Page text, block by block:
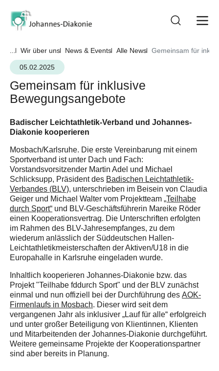
... Wir über uns News & Events Alle News Gemeinsam für
05.02.2025
Gemeinsam für inklusive
Bewegungsangebote
Badischer Leichtathletik-Verband und Johannes-
Diakonie kooperieren
Mosbach/Karlsruhe. Die erste Vereinbarung mit einem
Sportverband ist unter Dach und Fach:
Vorstandsvorsitzender Martin Adel und Michael
Schlicksupp, Präsident des Badischen Leichtathletik-
Verbandes (BLV), unterschrieben im Beisein von Claudia
Geiger und Michael Walter vom Projektteam„Teilhabe
durch Sport“ und BLV-Geschäftsführerin Mareike Röder
einen Kooperationsvertrag. Die Unterschriften erfolgten
im Rahmen des BLV-Jahresempfanges, zu dem
wiederum anlässlich der Süddeutschen Hallen-
Leichtathletikmeisterschaften der Aktiven/U18 in die
Europahalle in Karlsruhe eingeladen wurde.
Inhaltlich kooperieren Johannes-Diakonie bzw. das
Projekt "Teilhabe fddurch Sport" und der BLV zunächst
einmal und nun offiziell bei der Durchführung desAOK-
Firmenlaufs in Mosbach. Dieser wird seit dem
vergangenen Jahr als inklusiver „Lauf für alle“ erfolgreich
und unter großer Beteiligung von Klientinnen, Klienten
und Mitarbeitenden der Johannes-Diakonie durchgeführt.
Weitere gemeinsame Projekte der Kooperationspartner
sind aber bereits in Planung.